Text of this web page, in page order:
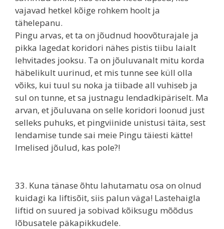
vajavad hetkel kõige rohkem hoolt ja
tähelepanu.
Pingu arvas, et ta on jõudnud hoovõturajale ja
pikka lagedat koridori nähes pistis tiibu laialt
lehvitades jooksu. Ta on jõuluvanalt mitu korda
häbelikult uurinud, et mis tunne see küll olla
võiks, kui tuul su noka ja tiibade all vuhiseb ja
sul on tunne, et sa justnagu lendadkipäriselt. Ma
arvan, et jõuluvana on selle koridori loonud just
selleks puhuks, et pingviinide unistusi täita, sest
lendamise tunde sai meie Pingu täiesti kätte!
Imelised jõulud, kas pole?!
33. Kuna tänase õhtu lahutamatu osa on olnud
kuidagi ka liftisõit, siis palun väga! Lastehaigla
liftid on suured ja sobivad kõiksugu mõõdus
lõbusatele päkapikkudele.